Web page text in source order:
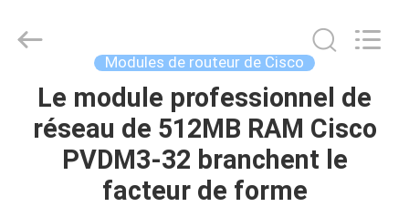
MAISON
Equipment
Modules de routeur de Cisco
Le module professionnel de
réseau de 512MB RAM Cisco
PVDM3-32 branchent le
facteur de forme